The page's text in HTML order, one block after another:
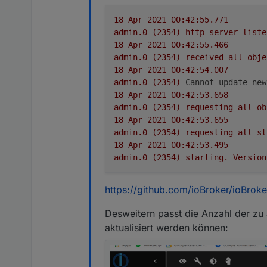
Wer die neue Oberfläche
react UI(experts)". Dann
neu laden und die neue
Eine Option wäre auch
Es gibt noch Teile wie z.B.
Feedback und so kann es
WICHTIG: js-controller 3.2
Falls irgendein Fehler
über folgenden
react false
Falls gar nichts mehr mit
Feature-Changelog
nächsten Wochen noch
File editor: The new
in visualizations.
News: Adapter news
Notifications: View
Memory conditions
JsonConfig/
Custom attributes in
data columns will
Wie Fehler melden?
18 Apr 2021 00:42:55.771
admin.0
(2354) http server
18 Apr 2021 00:42:55.466
admin.0
(2354) received all
18 Apr 2021 00:42:54.007
admin.0
(2354) Cannot update
18 Apr 2021 00:42:53.658
admin.0
(2354) requesting all
18 Apr 2021 00:42:53.655
admin.0
(2354) requesting all
18 Apr 2021 00:42:53.495
admin.0
(2354) starting. Version
https://github.com/ioBroker/
Desweitern passt die Anzahl der
aktualisiert werden können: